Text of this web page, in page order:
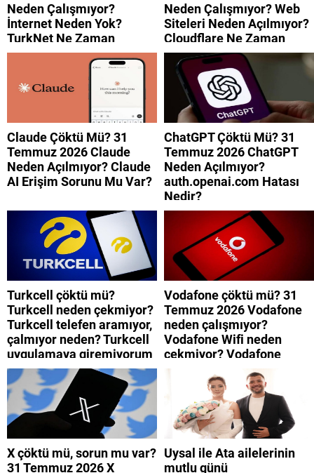
Neden Çalışmıyor?
İnternet Neden Yok?
TurkNet Ne Zaman
Düzelecek?
Neden Çalışmıyor? Web
Siteleri Neden Açılmıyor?
Cloudflare Ne Zaman
Düzelecek?
Claude Çöktü Mü? 31
Temmuz 2026 Claude
Neden Açılmıyor? Claude
AI Erişim Sorunu Mu Var?
ChatGPT Çöktü Mü? 31
Temmuz 2026 ChatGPT
Neden Açılmıyor?
auth.openai.com Hatası
Nedir?
Turkcell çöktü mü?
Turkcell neden çekmiyor?
Turkcell telefen aramıyor,
çalmıyor neden? Turkcell
uygulamaya giremiyorum
neden? Turkcell internet
neden yavaş?
Vodafone çöktü mü? 31
Temmuz 2026 Vodafone
neden çalışmıyor?
Vodafone Wifi neden
çekmiyor? Vodafone
mobil uygulamaya neden
giremiyorum?
X çöktü mü, sorun mu var?
31 Temmuz 2026 X
Uysal ile Ata ailelerinin
mutlu günü